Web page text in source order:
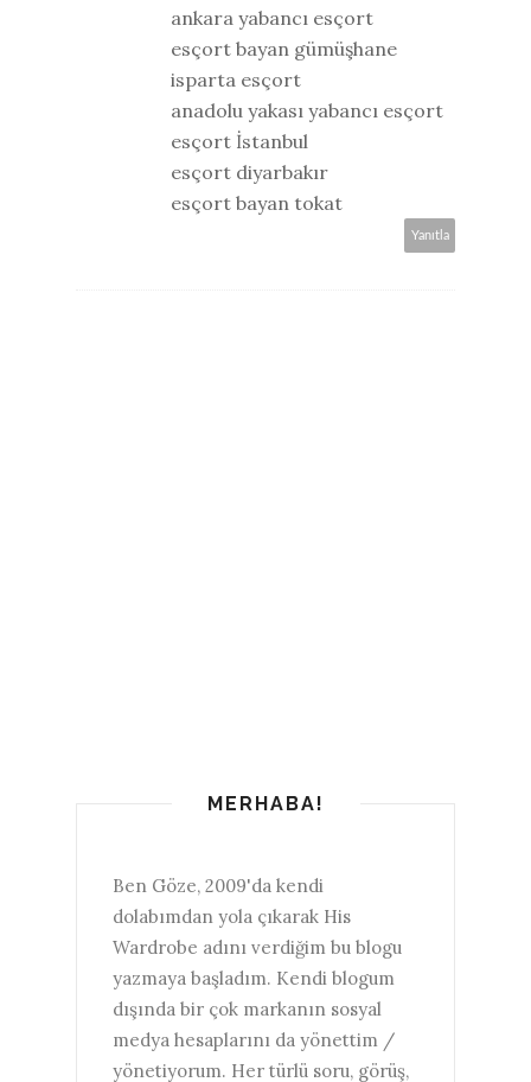
ankara yabancı esçort
esçort bayan gümüşhane
isparta esçort
anadolu yakası yabancı esçort
esçort İstanbul
esçort diyarbakır
esçort bayan tokat
Yanıtla
MERHABA!
Ben Göze, 2009'da kendi
dolabımdan yola çıkarak His
Wardrobe adını verdiğim bu blogu
yazmaya başladım. Kendi blogum
dışında bir çok markanın sosyal
medya hesaplarını da yönettim /
yönetiyorum. Her türlü soru, görüş,